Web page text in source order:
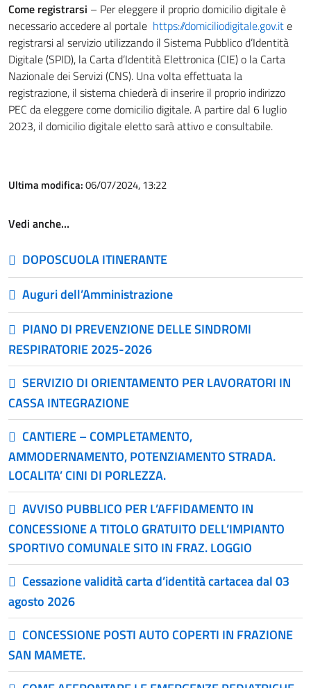
Come registrarsi – Per eleggere il proprio domicilio digitale è
necessario accedere al portale https://domiciliodigitale.gov.ite
registrarsi al servizio utilizzando il Sistema Pubblico d’Identità
Digitale (SPID), la Carta d’Identità Elettronica (CIE) o la Carta
Nazionale dei Servizi (CNS). Una volta effettuata la
registrazione, il sistema chiederà di inserire il proprio indirizzo
PEC da eleggere come domicilio digitale. A partire dal 6 luglio
2023, il domicilio digitale eletto sarà attivo e consultabile.
Ultima modifica:06/07/2024, 13:22
Vedi anche…
DOPOSCUOLA ITINERANTE
Auguri dell’Amministrazione
PIANO DI PREVENZIONE DELLE SINDROMI
RESPIRATORIE 2025-2026
SERVIZIO DI ORIENTAMENTO PER LAVORATORI IN
CASSA INTEGRAZIONE
CANTIERE – COMPLETAMENTO,
AMMODERNAMENTO, POTENZIAMENTO STRADA.
LOCALITA’ CINI DI PORLEZZA.
AVVISO PUBBLICO PER L’AFFIDAMENTO IN
CONCESSIONE A TITOLO GRATUITO DELL’IMPIANTO
SPORTIVO COMUNALE SITO IN FRAZ. LOGGIO
Cessazione validità carta d’identità cartacea dal 03
agosto 2026
CONCESSIONE POSTI AUTO COPERTI IN FRAZIONE
SAN MAMETE.